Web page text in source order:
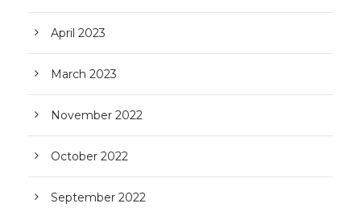
April 2023
March 2023
November 2022
October 2022
September 2022